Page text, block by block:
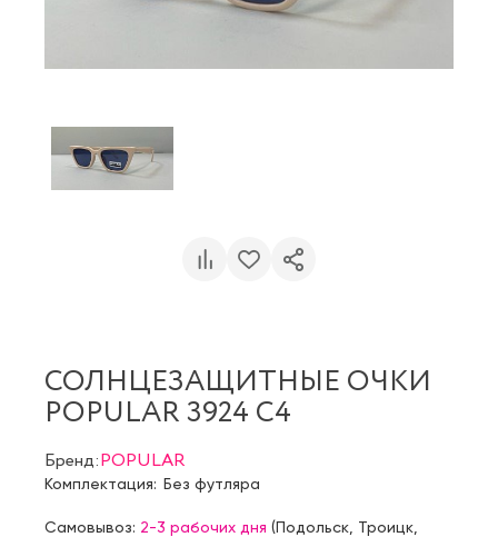
СОЛНЦЕЗАЩИТНЫЕ ОЧКИ
POPULAR 3924 C4
Бренд:POPULAR
Комплектация: Без футляра
Самовывоз: 2-3 рабочих дня (Подольск Троицк